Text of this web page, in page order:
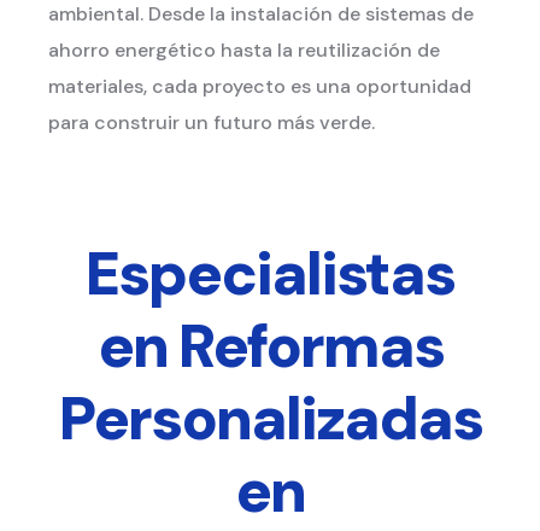
ambiental. Desde la instalación de sistemas de
ahorro energético hasta la reutilización de
materiales, cada proyecto es una oportunidad
para construir un futuro más verde.
Especialistas
en Reformas
Personalizadas
en